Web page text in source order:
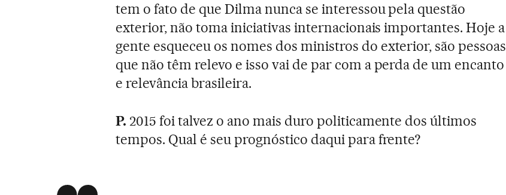
tem o fato de que Dilma nunca se interessou pela questão
exterior, não toma iniciativas internacionais importantes. Hoje a
gente esqueceu os nomes dos ministros do exterior, são pessoas
que não têm relevo e isso vai de par com a perda de um encanto
e relevância brasileira.
P. 2015 foi talvez o ano mais duro politicamente dos últimos
tempos. Qual é seu prognóstico daqui para frente?